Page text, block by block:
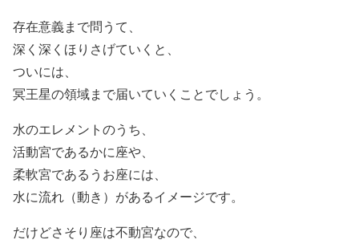
存在意義まで問うて、
深く深くほりさげていくと、
ついには、
冥王星の領域まで届いていくことでしょう。
水のエレメントのうち、
活動宮であるかに座や、
柔軟宮であるうお座には、
水に流れ（動き）があるイメージです。
だけどさそり座は不動宮なので、